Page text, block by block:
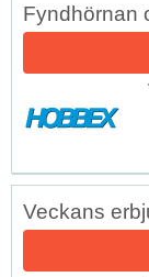
Fyndhörnan
Veckans